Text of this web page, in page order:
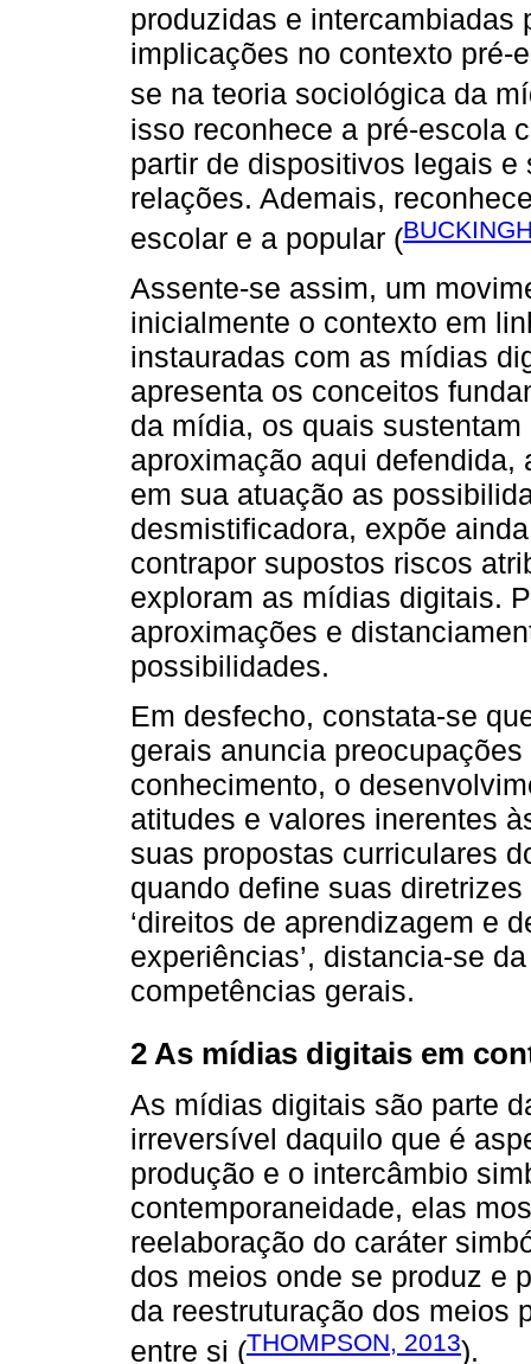
produzidas e
implicações no contexto pré-
se na teoria sociológica da
isso reconhece a pré-escola
partir de dispositivos legais
relações. Ademais,
escolar e a popular (
Assente-se assim, um
inicialmente o contexto em
instauradas com as mídias
apresenta os conceitos
da mídia, os quais
aproximação aqui defendida,
em sua atuação as
desmistificadora, expõe
contrapor supostos riscos
exploram as mídias digitais.
aproximações e
possibilidades.
Em desfecho, constata-se
gerais anuncia
conhecimento, o
atitudes e valores inerentes
suas propostas curriculares
quando define suas
‘direitos de aprendizagem e
experiências’, distancia-se
competências gerais.
2 As mídias digitais em
As mídias digitais são parte
irreversível daquilo que é
produção e o intercâmbio
contemporaneidade, elas
reelaboração do caráter
dos meios onde se produz e
da reestruturação dos meios
entre si (THOMPSON, 2013).